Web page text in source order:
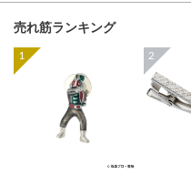
売れ筋ランキング
1 2